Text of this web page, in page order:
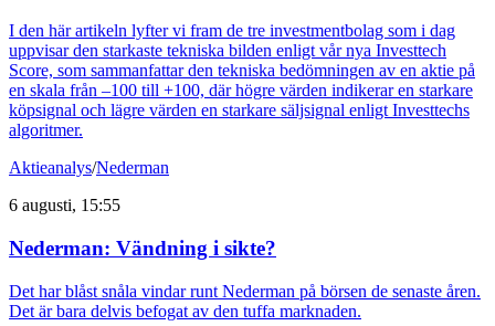
I den här artikeln lyfter vi fram de tre investmentbolag som i dag
uppvisar den starkaste tekniska bilden enligt vår nya Investtech
Score, som sammanfattar den tekniska bedömningen av en aktie på
en skala från –100 till +100, där högre värden indikerar en starkare
köpsignal och lägre värden en starkare säljsignal enligt Investtechs
algoritmer.
Aktieanalys/Nederman
6 augusti, 15:55
Nederman: Vändning i sikte?
Det har blåst snåla vindar runt Nederman på börsen de senaste åren.
Det är bara delvis befogat av den tuffa marknaden.